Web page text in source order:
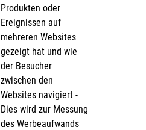
Produkten oder
Ereignissen auf
mehreren Websites
gezeigt hat und wie
der Besucher
zwischen den
Websites navigiert -
Dies wird zur Messung
des Werbeaufwands